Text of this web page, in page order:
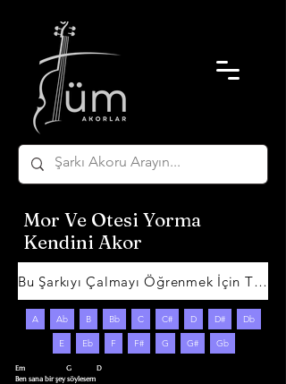
Mor Ve Otesi Yorma
Kendini Akor
Bu Şarkıyı Çalmayı Öğrenmek İçin Tıklayın
A Ab B Bb C C# D D# Db
E Eb F F# G G# Gb
Em                       G              D
Ben sana bir şey söylesem